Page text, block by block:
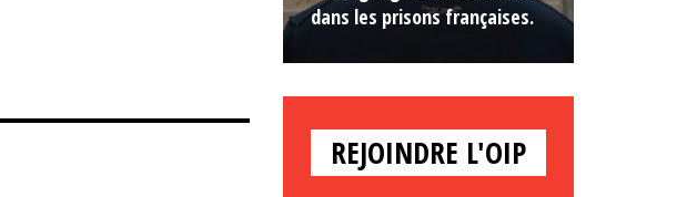
dans les prisons françaises.
REJOINDRE L'OIP